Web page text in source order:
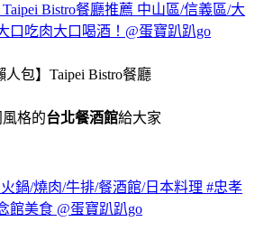
Bistro餐廳推薦 中山區/信義區/大
口吃肉大口喝酒！@蛋寶趴趴go
格的台北餐酒館給大家
鍋/燒肉/牛排/餐酒館/日本料理 #忠孝
館美食 @蛋寶趴趴go